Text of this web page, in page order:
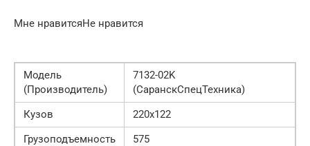
Мне нравитсяНе нравится
Модель
(Производитель)
7132-02K
(СаранскСпецТехника)
Кузов
220х122
Грузоподъемность
575